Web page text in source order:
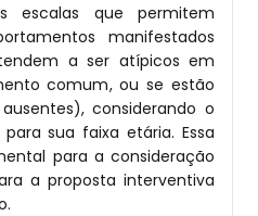
escalas que permitem
manifestados
a ser atípicos em
comum, ou se estão
considerando o
sua faixa etária. Essa
para a consideração
a proposta interventiva